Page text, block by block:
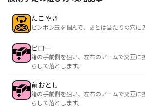
たこやき
ピンポン玉を掴んで、あとは当たりの穴に
ピロー
箱の手前側を狙い、左右のアームで交互に
らして落とします。
前おとし
箱の手前側を狙い、左右のアームで交互に
らして落とします。